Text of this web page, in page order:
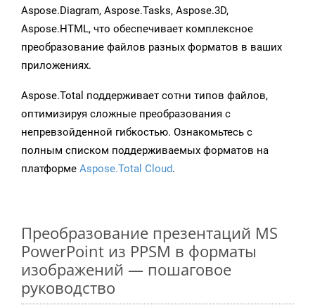
Aspose.Diagram, Aspose.Tasks, Aspose.3D,
Aspose.HTML, что обеспечивает комплексное
преобразование файлов разных форматов в ваших
приложениях.
Aspose.Total поддерживает сотни типов файлов,
оптимизируя сложные преобразования с
непревзойденной гибкостью. Ознакомьтесь с
полным списком поддерживаемых форматов на
платформе Aspose.Total Cloud.
Преобразование презентаций MS
PowerPoint из PPSM в форматы
изображений — пошаговое
руководство